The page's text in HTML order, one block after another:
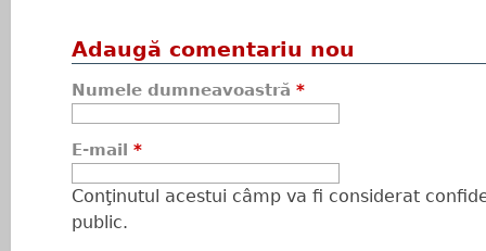
Adaugă comentariu nou
Numele dumneavoastră *
E-mail *
Conţinutul acestui câmp va fi considerat
public.